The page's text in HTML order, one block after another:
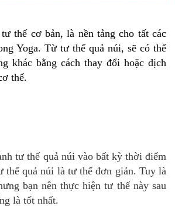
thế cơ bản, là nền tảng cho tất các
Yoga. Từ tư thế quả núi, sẽ có thể
khác bằng cách thay đổi hoặc dịch
thể.
tư thế quả núi vào bất kỳ thời điểm
thế quả núi là tư thế đơn giản. Tuy là
bạn nên thực hiện tư thế này sau
là tốt nhất.